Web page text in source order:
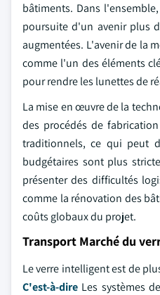
bâtiments. Dans
poursuite d'un avenir plus
augmentées. L'avenir de la
comme l'un des éléments
pour rendre les lunettes de
La mise en œuvre de la
des procédés de
traditionnels, ce qui peut
budgétaires sont plus
présenter des difficultés
comme la rénovation des
coûts globaux du projet.
Transport Marché du
Le verre intelligent est de
C'est-à-dire Les systèmes